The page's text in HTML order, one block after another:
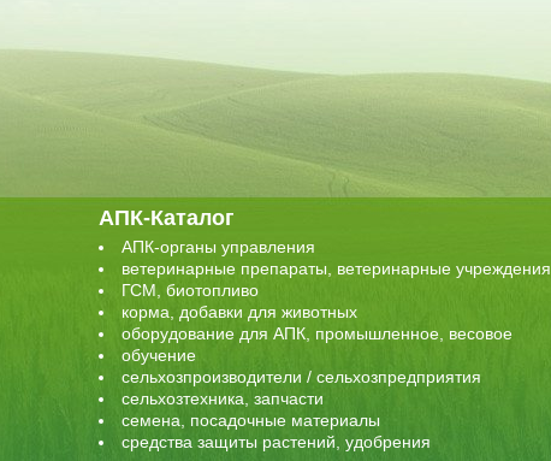
АПК-Каталог
АПК-органы управления
ветеринарные препараты, ветеринарные учреждения
ГСМ, биотопливо
корма, добавки для животных
оборудование для АПК, промышленное, весовое
обучение
сельхозпроизводители / сельхозпредприятия
сельхозтехника, запчасти
семена, посадочные материалы
средства защиты растений, удобрения